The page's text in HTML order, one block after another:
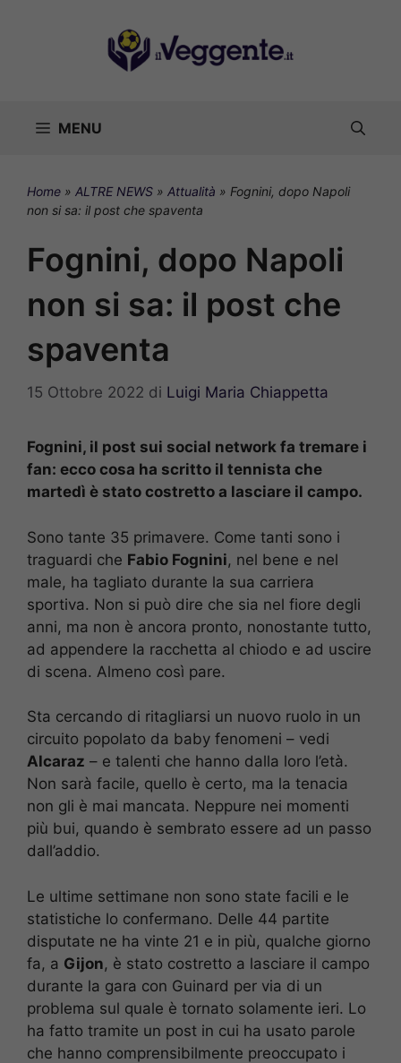
MENU
Home » ALTRE NEWS » Attualità » Fognini, dopo Napoli
non si sa: il post che spaventa
Fognini, dopo Napoli
non si sa: il post che
spaventa
15 Ottobre 2022 di Luigi Maria Chiappetta
Fognini, il post sui social network fa tremare i
fan: ecco cosa ha scritto il tennista che
martedì è stato costretto a lasciare il campo.
Sono tante 35 primavere. Come tanti sono i
traguardi che Fabio Fognini, nel bene e nel
male, ha tagliato durante la sua carriera
sportiva. Non si può dire che sia nel fiore degli
anni, ma non è ancora pronto, nonostante tutto,
ad appendere la racchetta al chiodo e ad uscire
di scena. Almeno così pare.
Sta cercando di ritagliarsi un nuovo ruolo in un
circuito popolato da baby fenomeni – vedi
Alcaraz – e talenti che hanno dalla loro l’età.
Non sarà facile, quello è certo, ma la tenacia
non gli è mai mancata. Neppure nei momenti
più bui, quando è sembrato essere ad un passo
dall’addio.
Le ultime settimane non sono state facili e le
statistiche lo confermano. Delle 44 partite
disputate ne ha vinte 21 e in più, qualche giorno
fa, a Gijon, è stato costretto a lasciare il campo
durante la gara con Guinard per via di un
problema sul quale è tornato solamente ieri. Lo
ha fatto tramite un post in cui ha usato parole
che hanno comprensibilmente preoccupato i